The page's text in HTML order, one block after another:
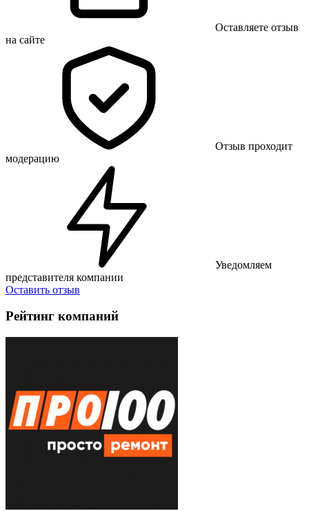
Оставляете отзыв
на сайте
Отзыв проходит
модерацию
Уведомляем
представителя компании
Оставить отзыв
Рейтинг компаний